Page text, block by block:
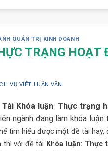
QUẢN TRỊ KINH DOANH
TRẠNG
VỤ VIẾT LUẬN VĂN
Tài Khóa luận: Thực trạng
ngành đang làm khóa
tìm hiểu được một đề tài hay,
thì với đề tài Khóa luận: Thực